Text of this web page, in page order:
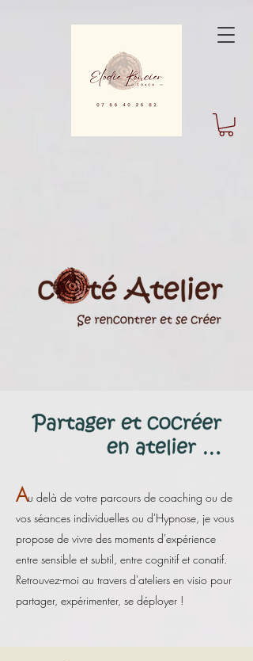
Au delà de votre parcours de coaching ou de
vos séances individuelles ou d'Hypnose, je vous
propose de vivre des moments d'expérience
entre sensible et subtil, entre cognitif et conatif.
Retrouvez-moi au travers d'ateliers en visio pour
partager, expérimenter, se déployer !